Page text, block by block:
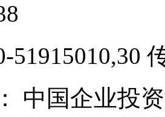
51915010,30
中国企业投